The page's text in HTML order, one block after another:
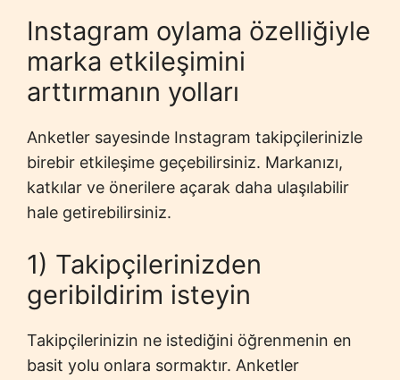
Instagram oylama özelliğiyle
marka etkileşimini
arttırmanın yolları
Anketler sayesinde Instagram takipçilerinizle
birebir etkileşime geçebilirsiniz. Markanızı,
katkılar ve önerilere açarak daha ulaşılabilir
hale getirebilirsiniz.
1) Takipçilerinizden
geribildirim isteyin
Takipçilerinizin ne istediğini öğrenmenin en
basit yolu onlara sormaktır. Anketler